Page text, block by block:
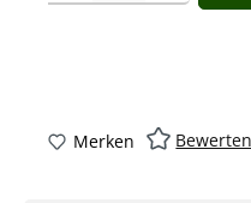
Merken Bewerten